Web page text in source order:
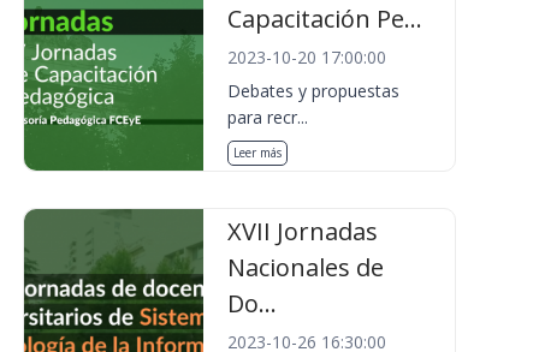
Capacitación Pe...
2023-10-20 17:00:00
Debates y propuestas
para recr...
Leer más
XVII Jornadas
Nacionales de
Do...
2023-10-26 16:30:00